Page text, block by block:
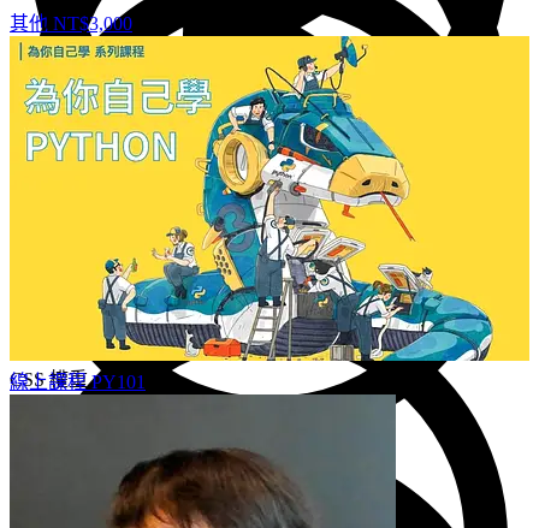
CSS 權重
主頁橫幅part2
其他 NT$3,000
線上課程PY101